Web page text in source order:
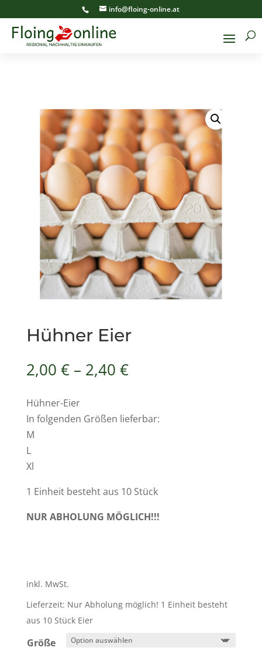
info@floing-online.at
Hühner Eier
2,00 €– 2,40 €
Hühner-Eier
In folgenden Größen lieferbar:
M
L
Xl
1 Einheit besteht aus 10 Stück
NUR ABHOLUNG MÖGLICH!!!
inkl. MwSt.
Lieferzeit: Nur Abholung möglich! 1 Einheit besteht
aus 10 Stück Eier
Größe